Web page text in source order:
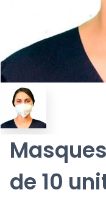
de 10